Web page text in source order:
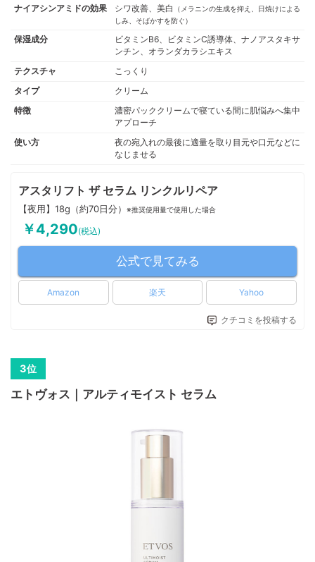
ナイアシンアミドの効果
シワ改善、美白
（メラニンの生成を抑え、日焼けによる
しみ、そばかすを防ぐ）
保湿成分
ビタミンB6、ビタミンC誘導体、ナノアスタキサ
ンチン、オランダカラシエキス
テクスチャ
こっくり
タイプ
クリーム
特徴
濃密パッククリームで寝ている間に肌悩みへ集中
アプローチ
使い方
夜の宛入れの最後に適量を取り目元や口元などに
なじませる
アスタリフト ザ セラム リンクルリペア
【夜用】18g（約70日分） ※推奨使用量で使用した場合
￥4,290(税込)
公式で見てみる
Amazon 楽天 Yahoo
クチコミを投稿する
エトヴォス｜アルティモイスト セラム